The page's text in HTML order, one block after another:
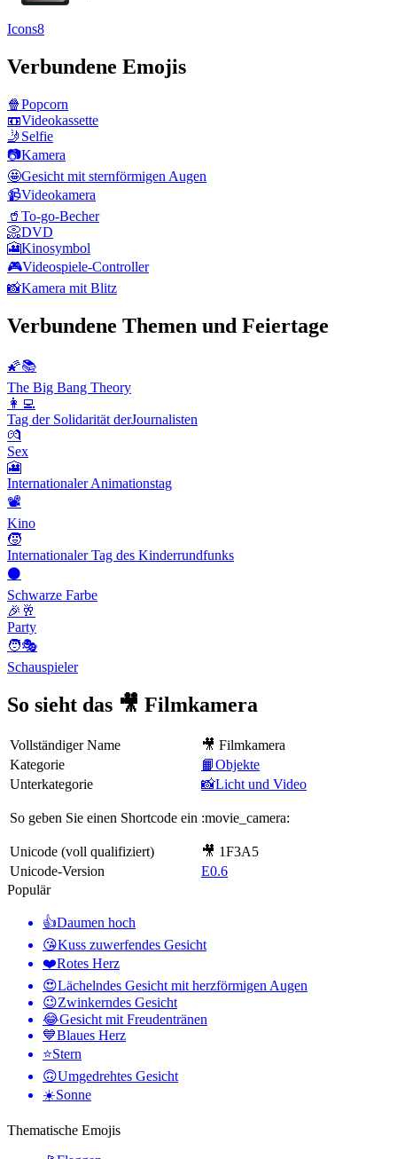
Icons8
Verbundene Emojis
🍿Popcorn
📼Videokassette
🤳 Selfie
📷Kamera
🤩Gesicht mit sternförmigen Augen
📹Videokamera
🥤 To-go-Becher
📀DVD
🎦Kinosymbol
🎮Videospiele-Controller
📸Kamera mit Blitz
Verbundene Themen und Feiertage
🌠📚
The Big Bang Theory
👩‍💻
Tag der Solidarität derJournalisten
💏
Sex
🎦
Internationaler Animationstag
📽
Kino
🧒
Internationaler Tag des Kinderrundfunks
⚫
Schwarze Farbe
🎉🥂
Party
🧑🎭
Schauspieler
So sieht das 🎥 Filmkamera
Vollständiger Name
🎥 Filmkamera
Kategorie
📙Objekte
Unterkategorie
📸Licht und Video
So geben Sie einen Shortcode ein :movie_camera:
Unicode (voll qualifiziert)
🎥 1F3A5
Unicode-Version
E0.6
Populär
👍Daumen hoch
😘Kuss zuwerfendes Gesicht
❤️Rotes Herz
😍Lächelndes Gesicht mit herzförmigen Augen
😉Zwinkerndes Gesicht
😂Gesicht mit Freudentränen
💙Blaues Herz
⭐Stern
🙃Umgedrehtes Gesicht
☀️Sonne
Thematische Emojis